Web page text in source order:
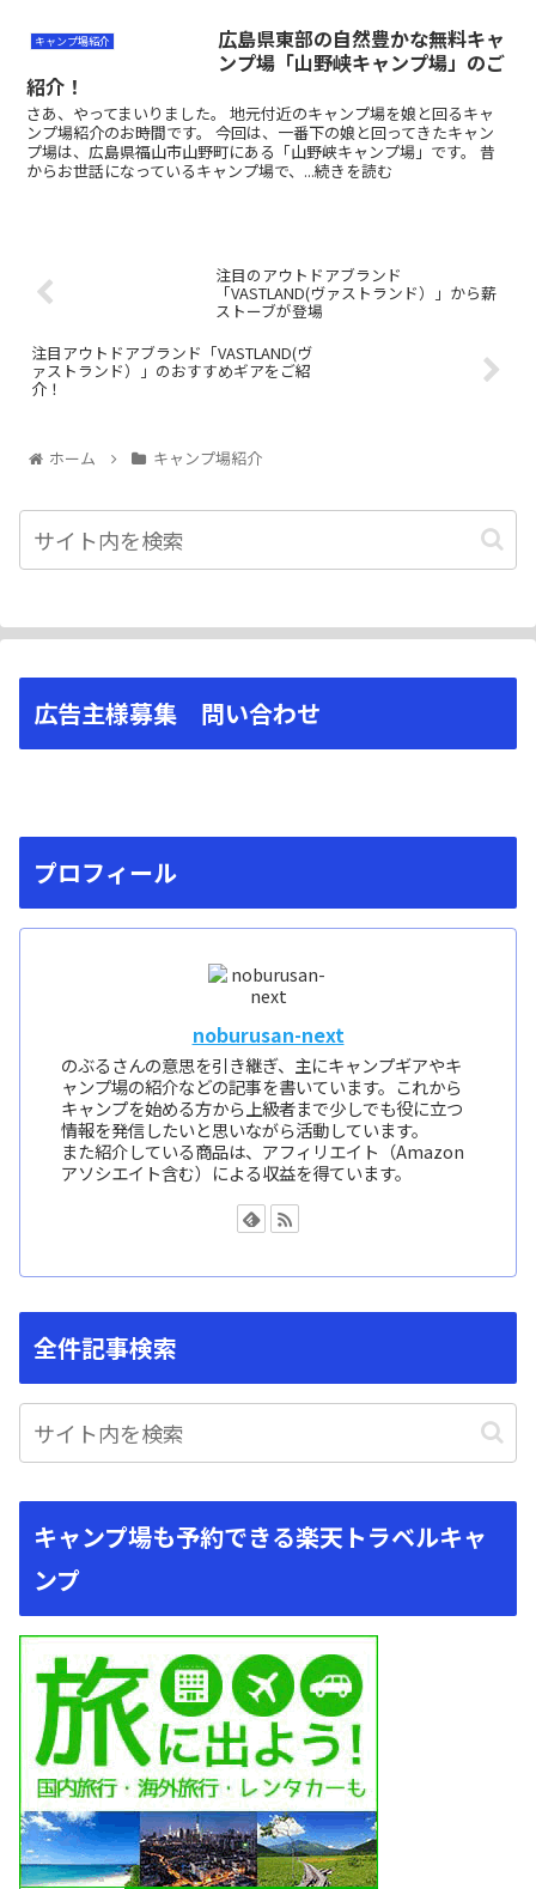
キャンプ場紹介
広島県東部の自然豊かな無料キャ
ンプ場「山野峡キャンプ場」のご
紹介！
さあ、やってまいりました。 地元付近のキャンプ場を娘と回るキャ
ンプ場紹介のお時間です。 今回は、一番下の娘と回ってきたキャン
プ場は、広島県福山市山野町にある「山野峡キャンプ場」です。 昔
からお世話になっているキャンプ場で、...続きを読む
注目のアウトドアブランド
「VASTLAND(ヴァストランド）」から薪
ストーブが登場
注目アウトドアブランド「VASTLAND(ヴ
ァストランド）」のおすすめギアをご紹
介！
ホーム キャンプ場紹介
広告主様募集 問い合わせ
プロフィール
noburusan-next
のぶるさんの意思を引き継ぎ、主にキャンプギアやキ
ャンプ場の紹介などの記事を書いています。これから
キャンプを始める方から上級者まで少しでも役に立つ
情報を発信したいと思いながら活動しています。
また紹介している商品は、アフィリエイト（Amazon
アソシエイト含む）による収益を得ています。
全件記事検索
キャンプ場も予約できる楽天トラベルキャ
ンプ